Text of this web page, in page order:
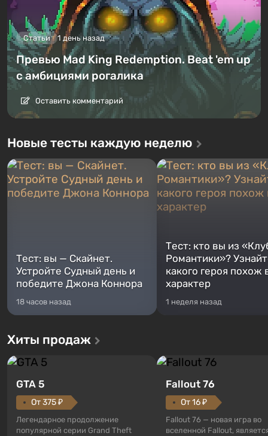
Статьи 1 день назад
Превью Mad King Redemption. Beat 'em up
с амбициями рогалика
Оставить комментарий
Новые тесты каждую неделю
Тест: вы — Скайнет.
Устройте Судный день и
победите Джона Коннора
18 часов назад
Тест: кто вы из
Романтики»?
какого героя похож
характер
1 неделя назад
Хиты продаж
GTA 5
От 375 ₽
Легендарное продолжение
популярной серии Grand Theft
Fallout 76
От 16 ₽
Fallout 76 — новая игра во
вселенной Fallout,